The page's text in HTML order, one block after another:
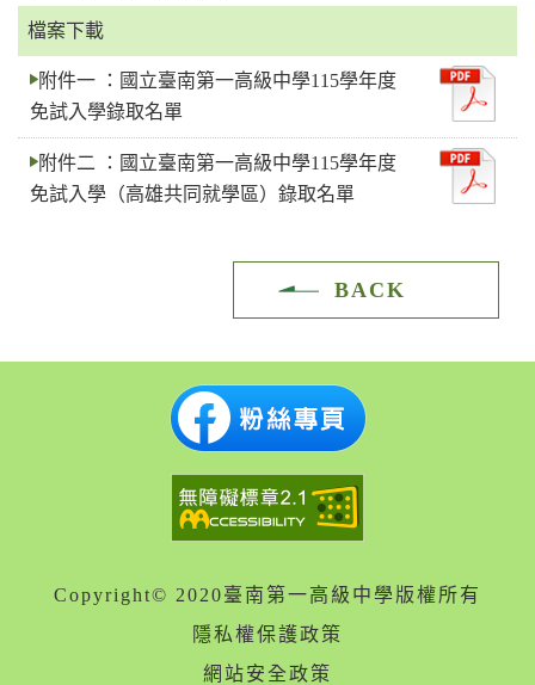
檔案下載
附件一 ：國立臺南第一高級中學115學年度
免試入學錄取名單
附件二 ：國立臺南第一高級中學115學年度
免試入學（高雄共同就學區）錄取名單
BACK
Copyright© 2020臺南第一高級中學版權所有
隱私權保護政策
網站安全政策